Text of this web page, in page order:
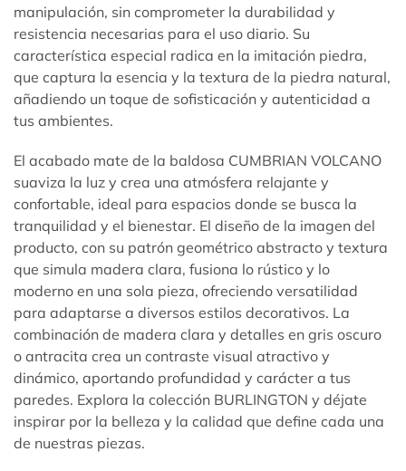
manipulación, sin comprometer la durabilidad y
resistencia necesarias para el uso diario. Su
característica especial radica en la imitación piedra,
que captura la esencia y la textura de la piedra natural,
añadiendo un toque de sofisticación y autenticidad a
tus ambientes.
El acabado mate de la baldosa CUMBRIAN VOLCANO
suaviza la luz y crea una atmósfera relajante y
confortable, ideal para espacios donde se busca la
tranquilidad y el bienestar. El diseño de la imagen del
producto, con su patrón geométrico abstracto y textura
que simula madera clara, fusiona lo rústico y lo
moderno en una sola pieza, ofreciendo versatilidad
para adaptarse a diversos estilos decorativos. La
combinación de madera clara y detalles en gris oscuro
o antracita crea un contraste visual atractivo y
dinámico, aportando profundidad y carácter a tus
paredes. Explora la colección BURLINGTON y déjate
inspirar por la belleza y la calidad que define cada una
de nuestras piezas.